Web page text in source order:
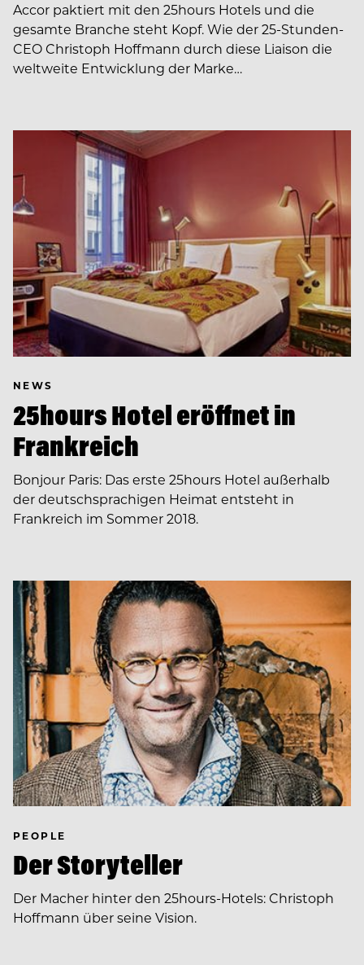
Accor paktiert mit den 25hours Hotels und die
gesamte Branche steht Kopf. Wie der 25-Stunden-
CEO Christoph Hoffmann durch diese Liaison die
weltweite Entwicklung der Marke…
NEWS
25hours Hotel eröffnet in
Frankreich
Bonjour Paris: Das erste 25hours Hotel außerhalb
der deutschsprachigen Heimat entsteht in
Frankreich im Sommer 2018.
PEOPLE
Der Storyteller
Der Macher hinter den 25hours-Hotels: Christoph
Hoffmann über seine Vision.